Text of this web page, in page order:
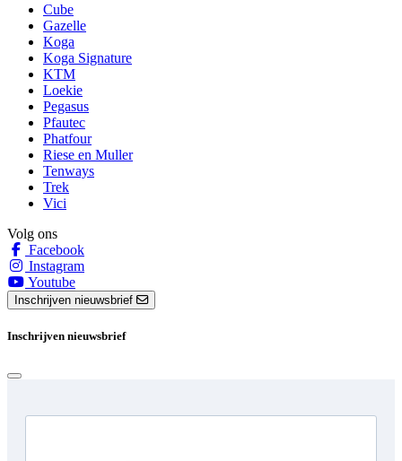
Cube
Gazelle
Koga
Koga Signature
KTM
Loekie
Pegasus
Pfautec
Phatfour
Riese en Muller
Tenways
Trek
Vici
Volg ons
Facebook
Instagram
Youtube
Inschrijven nieuwsbrief
Inschrijven nieuwsbrief